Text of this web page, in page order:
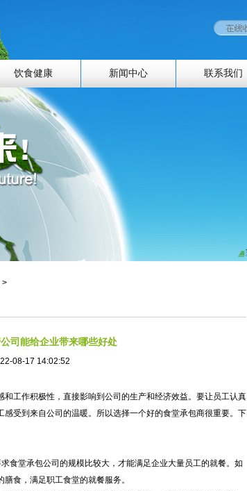
饮食健康 新闻中心 联系我们
>
司能给企业带来哪些好处
08-17 14:02:52
工作积极性，直接影响到公司的生产和经济效益。要让员工认真
受到来自公司的温暖。所以选择一个好的食堂承包商很重要。下
堂承包公司的规模比较大，才能满足企业大量员工的就餐。如
食，满足职工食堂的就餐服务。